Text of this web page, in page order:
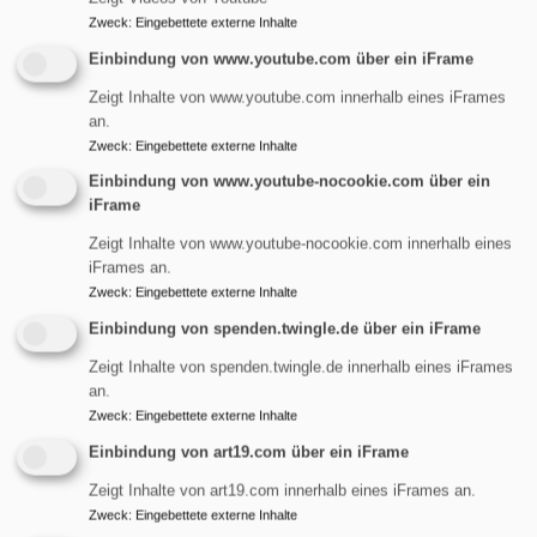
Schwerbehindertenvertretung verarbeitet. Soweit dies
erforderlich ist, übermitteln wir Ihre Daten an andere
kirchliche Stellen, die beim Auswahlverfahren
(mit-)entscheiden oder Dienstleistungen in der Evang.-
Luth. Kirche in Bayern (ELKB) erbringen, z.B. an die
informieren wir Sie gerne darüber, welche anderen
E-Mails und Cloud-Anwendungen nutzen wir ein System,
das vom Landeskirchenamt der Evang.-Luth. Kirche in
Microsoft bereitgestellt wird. Ihre Daten können an
Cancom und Microsoft übermittelt und in gemeinsamer
Verantwortung mit dem LKA gemäß Abschnitt II.1 der
Bekanntmachung über den Datenschutz bei von
mehreren verantwortlichen kirchlichen Stellen
betriebenen und genutzten
Datenverarbeitungsanwendungen und IT-Diensten
Zweck: Eingebettete externe Inhalte
Einbindung von www.youtube.com über ein iFrame
Zeigt Inhalte von www.youtube.com innerhalb eines iFrames
an.
Zweck: Eingebettete externe Inhalte
Einbindung von www.youtube-nocookie.com über ein
iFrame
Zeigt Inhalte von www.youtube-nocookie.com innerhalb eines
iFrames an.
Zweck: Eingebettete externe Inhalte
Einbindung von spenden.twingle.de über ein iFrame
Zeigt Inhalte von spenden.twingle.de innerhalb eines iFrames
an.
Zweck: Eingebettete externe Inhalte
Einbindung von art19.com über ein iFrame
Zeigt Inhalte von art19.com innerhalb eines iFrames an.
Zweck: Eingebettete externe Inhalte